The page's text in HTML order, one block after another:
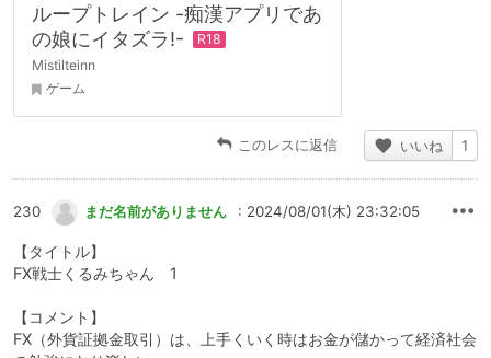
ループトレイン -痴漢アプリであ
の娘にイタズラ!-
Mistilteinn
ゲーム
このレスに返信 いいね 1
230 まだ名前がありません : 2024/08/01(木) 23:32:05
【タイトル】
FX戦士くるみちゃん 1
【コメント】
FX（外貨証拠金取引）は、上手くいく時はお金が儲かって経済社会